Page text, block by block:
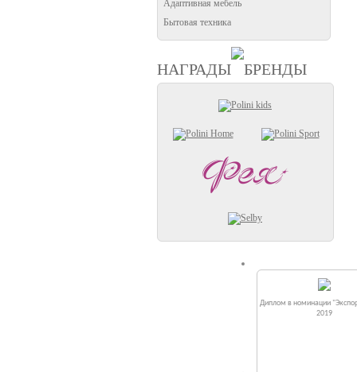
Адаптивная мебель
Бытовая техника
НАГРАДЫ БРЕНДЫ
Диплом в номинации
2019